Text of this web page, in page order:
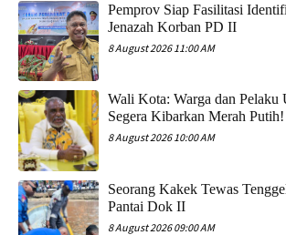
Pemprov Siap Fasilitasi
Jenazah Korban PD II
8 August 2026 11:00 AM
Wali Kota: Warga dan Pelaku
Segera Kibarkan Merah Putih!
8 August 2026 10:00 AM
Seorang Kakek Tewas
Pantai Dok II
8 August 2026 09:00 AM